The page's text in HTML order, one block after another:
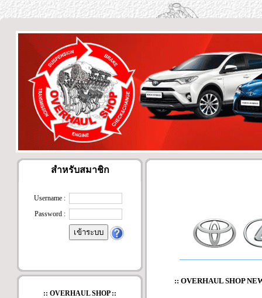
สำหรับสมาชิก
:: OVERHAUL SHOP
Username :
Password :
:: OVERHAUL SHOP ::